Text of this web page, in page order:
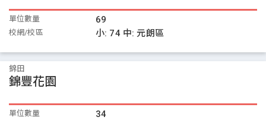
單位數量 69
校網/校區 小: 74 中:元朗區
錦田
錦豐花園
單位數量 34